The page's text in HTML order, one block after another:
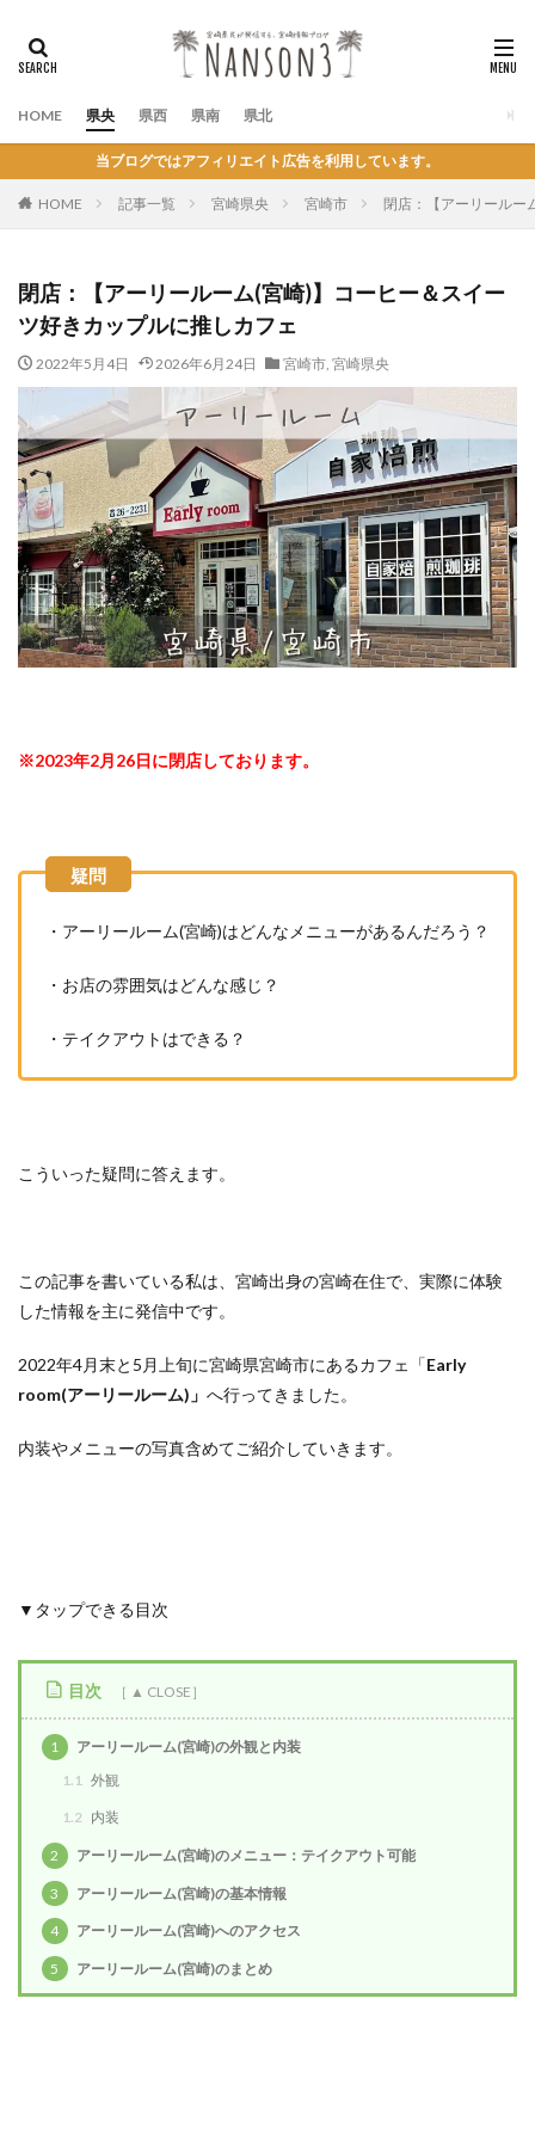
HOME 県央 県西 県南 県北
当ブログではアフィリエイト広告を利用しています。
HOME 記事一覧 宮崎県央 宮崎市 閉店：【アーリールー
閉店：【アーリールーム(宮崎)】コーヒー＆スイー
ツ好きカップルに推しカフェ
2022年5月4日 2026年6月24日 宮崎市, 宮崎県央
※2023年2月26日に閉店しております。
・アーリールーム(宮崎)はどんなメニューがあるんだろう？
・お店の雰囲気はどんな感じ？
・テイクアウトはできる？
こういった疑問に答えます。
この記事を書いている私は、宮崎出身の宮崎在住で、実際に体験
した情報を主に発信中です。
2022年4月末と5月上旬に宮崎県宮崎市にあるカフェ「Early
room(アーリールーム)」 へ行ってきました。
内装やメニューの写真含めてご紹介していきます。
▼タップできる目次
目次
1
アーリールーム(宮崎)の外観と内装
1.1 外観
1.2 内装
2 アーリールーム(宮崎)のメニュー：テイクアウト可能
3 アーリールーム(宮崎)の基本情報
4 アーリールーム(宮崎)へのアクセス
5 アーリールーム(宮崎)のまとめ